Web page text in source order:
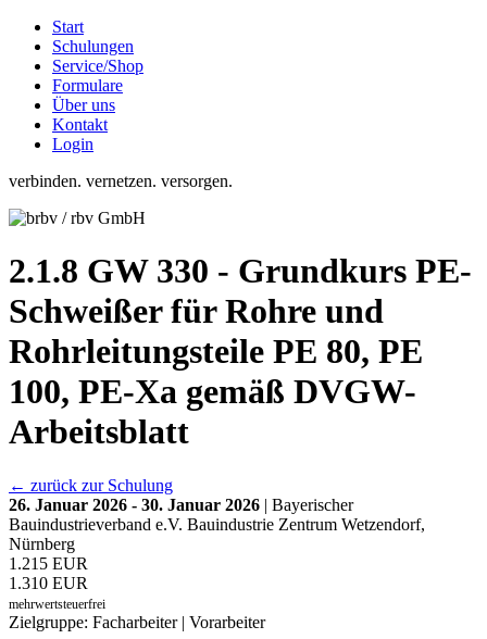
Start
Schulungen
Service/Shop
Formulare
Über uns
Kontakt
Login
verbinden. vernetzen. versorgen.
2.1.8 GW 330 - Grundkurs PE-
Schweißer für Rohre und
Rohrleitungsteile PE 80, PE
100, PE-Xa gemäß DVGW-
Arbeitsblatt
← zurück zur Schulung
26. Januar 2026 - 30. Januar 2026 | Bayerischer
Bauindustrieverband e.V. Bauindustrie Zentrum Wetzendorf,
Nürnberg
1.215 EUR
1.310 EUR
mehrwertsteuerfrei
Zielgruppe: Facharbeiter | Vorarbeiter